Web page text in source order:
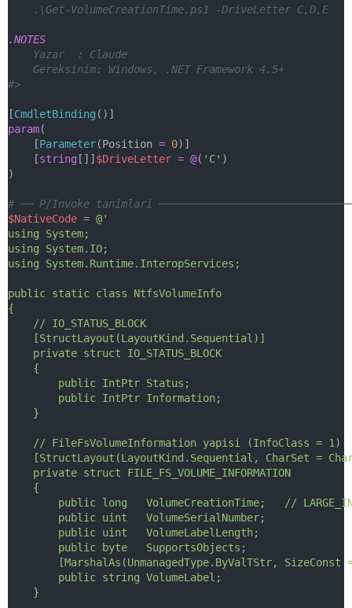
.\Get-VolumeCreationTime.ps1 -DriveLetter C,D,E
.NOTES
Yazar  : Claude
Gereksinim: Windows, .NET Framework 4.5+
#>
[CmdletBinding ()]
param(
[Parameter(Position = 0)]
[string []] $DriveLetter = @( 'C' )
)
# ── P/Invoke tanimlari
$NativeCode = @'
using System;
using System.IO;
using System.Runtime.InteropServices;
public static class NtfsVolumeInfo
{
// IO_STATUS_BLOCK
[StructLayout(LayoutKind.Sequential)]
private struct IO_STATUS_BLOCK
{
public IntPtr Status;
public IntPtr Information;
}
// FileFsVolumeInformation yapisi (InfoClass = 1)
[StructLayout(LayoutKind.Sequential, CharSet =
private struct FILE_FS_VOLUME_INFORMATION
{
public long   VolumeCreationTime;   //
public uint   VolumeSerialNumber;
public uint   VolumeLabelLength;
public byte   SupportsObjects;
[MarshalAs(UnmanagedType.ByValTStr, SizeConst
public string VolumeLabel;
}